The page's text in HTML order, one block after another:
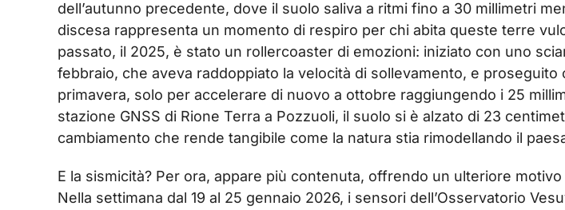
dell’autunno precedente, dove il suolo saliva a ritmi fino a 30 millimetri
discesa rappresenta un momento di respiro per chi abita queste terre
passato, il 2025, è stato un rollercoaster di emozioni: iniziato con uno
febbraio, che aveva raddoppiato la velocità di sollevamento, e proseguito
primavera, solo per accelerare di nuovo a ottobre raggiungendo i 25
stazione GNSS di Rione Terra a Pozzuoli, il suolo si è alzato di 23
cambiamento che rende tangibile come la natura stia rimodellando il
E la sismicità? Per ora, appare più contenuta, offrendo un ulteriore
Nella settimana dal 19 al 25 gennaio 2026, i sensori dell’Osservatorio